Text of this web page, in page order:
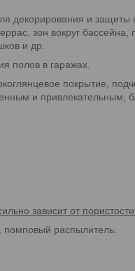
декорирования и защиты
зон вокруг
и др.
полов в гаражах.
покрытие,
и привлекательным,
зависит от
помповый распылитель.